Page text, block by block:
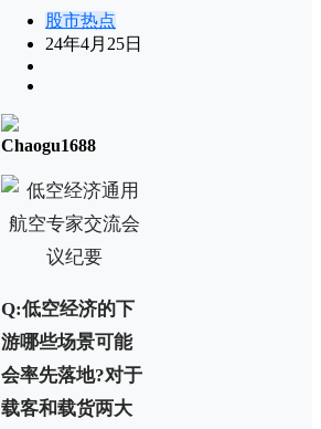
股市热点
24年4月25日
Chaogu1688
Q:低空经济的下
游哪些场景可能
会率先落地?对于
载客和载货两大